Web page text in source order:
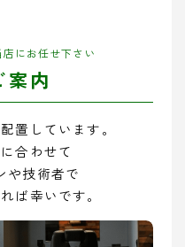
にお任せ下さい
案内
置しています。
合わせて
や技術者で
ば幸いです。